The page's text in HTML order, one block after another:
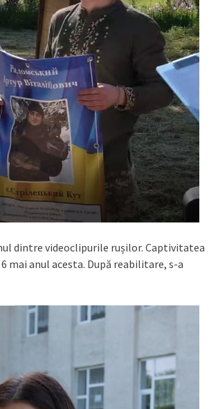
dintre videoclipurile rușilor. Captivitatea
anul acesta. După reabilitare, s-a